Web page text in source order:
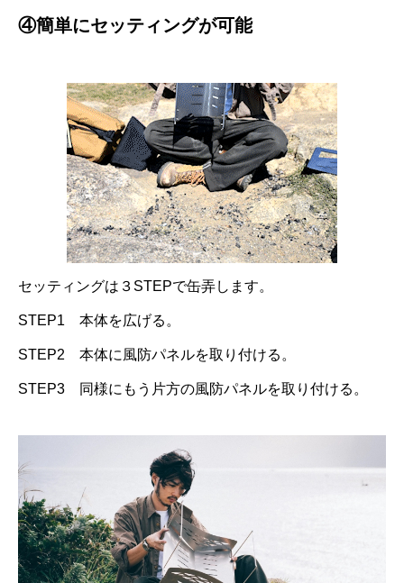
④簡単にセッティングが可能
セッティングは３STEPで缶弄します。
STEP1 本体を広げる。
STEP2 本体に風防パネルを取り付ける。
STEP3 同様にもう片方の風防パネルを取り付ける。